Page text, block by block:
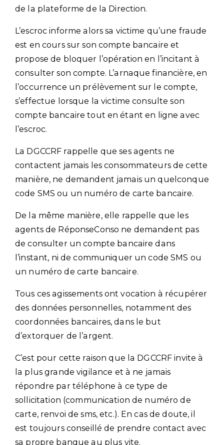
de la plateforme de la Direction.
L’escroc informe alors sa victime qu’une fraude
est en cours sur son compte bancaire et
propose de bloquer l’opération en l’incitant à
consulter son compte. L’arnaque financière, en
l’occurrence un prélèvement sur le compte,
s’effectue lorsque la victime consulte son
compte bancaire tout en étant en ligne avec
l’escroc.
La DGCCRF rappelle que ses agents ne
contactent jamais les consommateurs de cette
manière, ne demandent jamais un quelconque
code SMS ou un numéro de carte bancaire.
De la même manière, elle rappelle que les
agents de RéponseConso ne demandent pas
de consulter un compte bancaire dans
l’instant, ni de communiquer un code SMS ou
un numéro de carte bancaire.
Tous ces agissements ont vocation à récupérer
des données personnelles, notamment des
coordonnées bancaires, dans le but
d’extorquer de l’argent.
C’est pour cette raison que la DGCCRF invite à
la plus grande vigilance et à ne jamais
répondre par téléphone à ce type de
sollicitation (communication de numéro de
carte, renvoi de sms, etc.). En cas de doute, il
est toujours conseillé de prendre contact avec
sa propre banque au plus vite.